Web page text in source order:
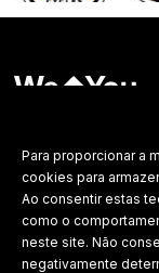
Para proporcionar a
cookies para
Ao consentir estas
como o
neste site. Não
negativamente
©2026 Todos os
Política de